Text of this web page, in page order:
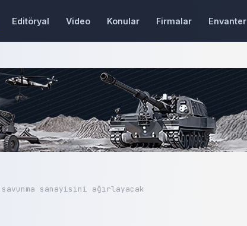
Editöryal Video Konular Firmalar Envanter
sanayisini ağırlayacak